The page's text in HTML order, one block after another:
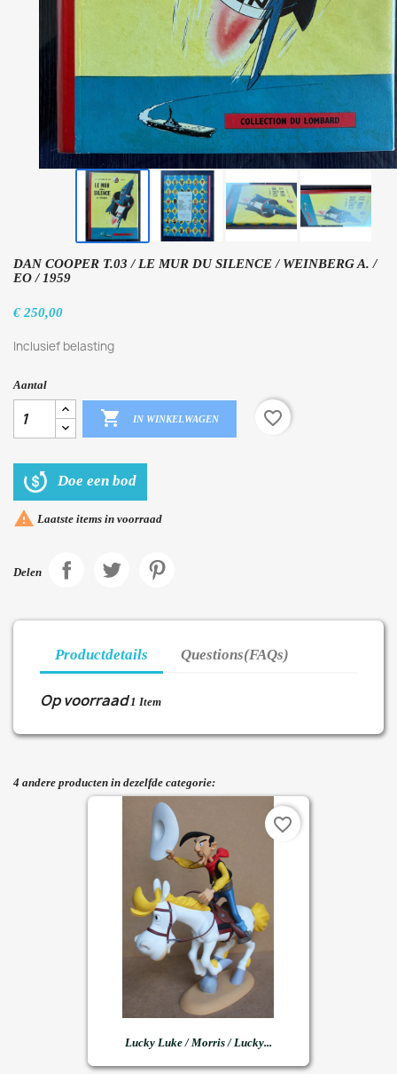
DAN COOPER T.03 / LE MUR DU SILENCE / WEINBERG A. /
EO / 1959
€ 250,00
Inclusief belasting
Aantal
 IN WINKELWAGEN favorite_border
Doe een bod
 Laatste items in voorraad
Delen
Productdetails Questions(FAQs)
Op voorraad 1 Item
4 andere producten in dezelfde categorie:
Lucky Luke / Morris / Lucky...
favorite_border